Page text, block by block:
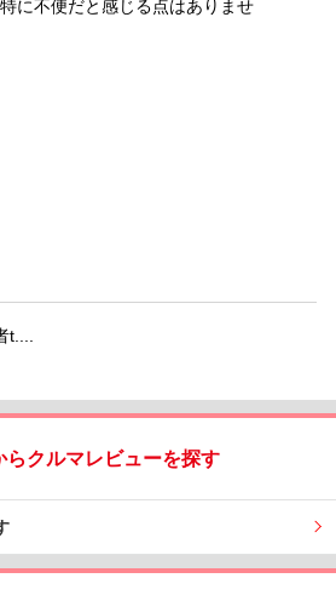
に不便だと感じる点はありませ
らクルマレビューを探す